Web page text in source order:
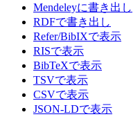
Mendeleyに書き出し
RDFで書き出し
Refer/BibIXで表示
RISで表示
BibTeXで表示
TSVで表示
CSVで表示
JSON-LDで表示